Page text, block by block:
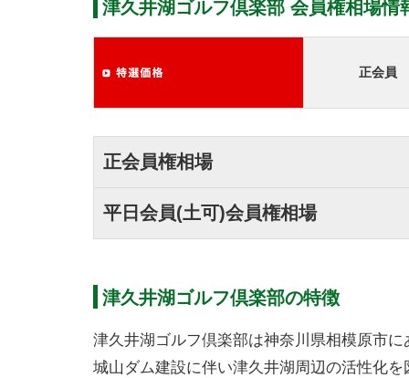
津久井湖ゴルフ倶楽部 会員権相場情
正会員
正会員権相場
平日会員(土可)会員権相場
津久井湖ゴルフ倶楽部の特徴
津久井湖ゴルフ倶楽部は神奈川県相模原市
城山ダム建設に伴い津久井湖周辺の活性化